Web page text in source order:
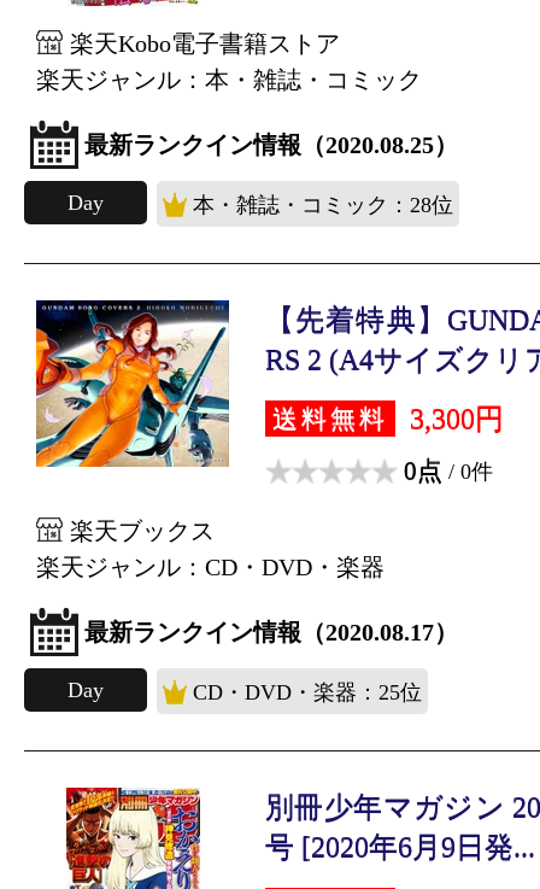
楽天Kobo電子書籍ストア
楽天ジャンル：本・雑誌・コミック
最新ランクイン情報（2020.08.25）
Day 本・雑誌・コミック：28位
【先着特典】
RS 2 (A4サイズクリ
送料無料 3,300円
0点 / 0件
楽天ブックス
楽天ジャンル：CD・DVD・楽器
最新ランクイン情報（2020.08.17）
Day CD・DVD・楽器：25位
別冊少年マガジン
号 [2020年6月9日発...